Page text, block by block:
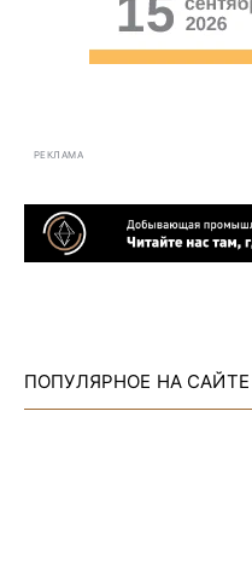
РЕКЛАМА
ПОПУЛЯРНОЕ НА САЙТЕ